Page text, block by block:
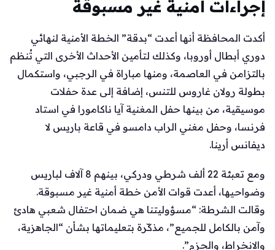
إجراءات أمنية غير مسبوقة
أكدت المحافظة أنها أعدت “بدقة” الخطة الأمنية لنهائي
دوري أبطال أوروبا، وكذلك لتأمين الأحداث الأخرى التي تُنظم
بالتزامن في العاصمة، ومنها مباراة في الرجبي، واستكمال
بطولة رولان غاروس للتنس، إضافة إلى عدة حفلات
موسيقية، من بينها حفل المغنية آيا ناكامورا في استاد
فرنسا، وحفل مغني الراب دامسو في قاعة باريس لا
ديفانس أرينا.
ومع تعبئة 22 ألف شرطي ودركي، بينهم 8 آلاف لباريس
وضواحيها، أعدت قوات الأمن خطة أمنية غير مسبوقة.
وقالت الشرطة: “مسؤوليتنا هي ضمان احتفال شعبي هادئ
وآمن بالكامل للجميع”، مذكّرة بتعليماتها بشأن “الجاهزية،
والانخراط، والحزم”.